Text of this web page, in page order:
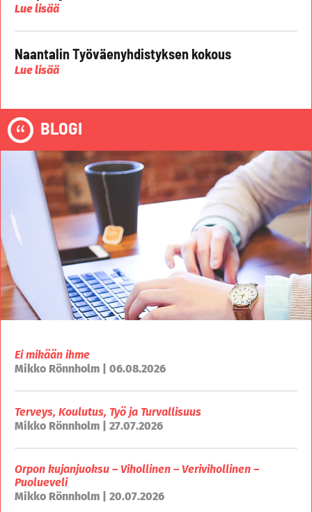
Lue lisää
Naantalin Työväenyhdistyksen kokous
Lue lisää
BLOGI
Ei mikään ihme
Mikko Rönnholm | 06.08.2026
Terveys, Koulutus, Työ ja Turvallisuus
Mikko Rönnholm | 27.07.2026
Orpon kujanjuoksu – Vihollinen – Verivihollinen –
Puolueveli
Mikko Rönnholm | 20.07.2026